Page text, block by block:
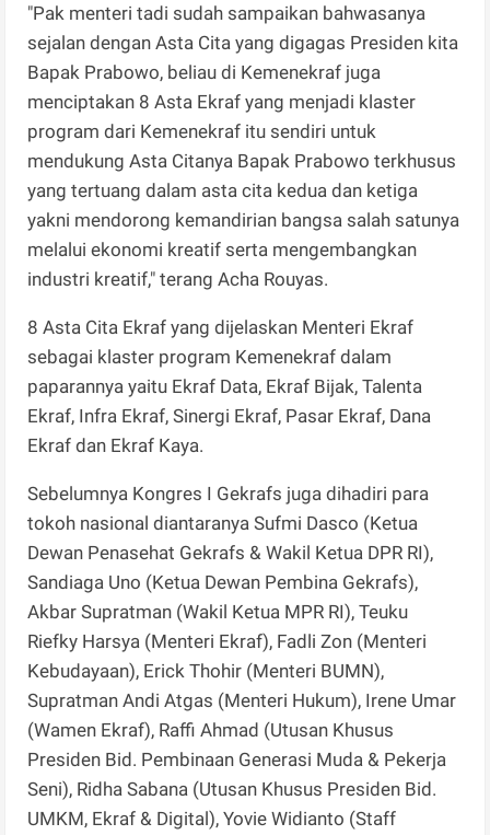
"Pak menteri tadi sudah sampaikan bahwasanya
sejalan dengan Asta Cita yang digagas Presiden kita
Bapak Prabowo, beliau di Kemenekraf juga
menciptakan 8 Asta Ekraf yang menjadi klaster
program dari Kemenekraf itu sendiri untuk
mendukung Asta Citanya Bapak Prabowo terkhusus
yang tertuang dalam asta cita kedua dan ketiga
yakni mendorong kemandirian bangsa salah satunya
melalui ekonomi kreatif serta mengembangkan
industri kreatif," terang Acha Rouyas.
8 Asta Cita Ekraf yang dijelaskan Menteri Ekraf
sebagai klaster program Kemenekraf dalam
paparannya yaitu Ekraf Data, Ekraf Bijak, Talenta
Ekraf, Infra Ekraf, Sinergi Ekraf, Pasar Ekraf, Dana
Ekraf dan Ekraf Kaya.
Sebelumnya Kongres I Gekrafs juga dihadiri para
tokoh nasional diantaranya Sufmi Dasco (Ketua
Dewan Penasehat Gekrafs & Wakil Ketua DPR RI),
Sandiaga Uno (Ketua Dewan Pembina Gekrafs),
Akbar Supratman (Wakil Ketua MPR RI), Teuku
Riefky Harsya (Menteri Ekraf), Fadli Zon (Menteri
Kebudayaan), Erick Thohir (Menteri BUMN),
Supratman Andi Atgas (Menteri Hukum), Irene Umar
(Wamen Ekraf), Raffi Ahmad (Utusan Khusus
Presiden Bid. Pembinaan Generasi Muda & Pekerja
Seni), Ridha Sabana (Utusan Khusus Presiden Bid.
UMKM, Ekraf & Digital), Yovie Widianto (Staff